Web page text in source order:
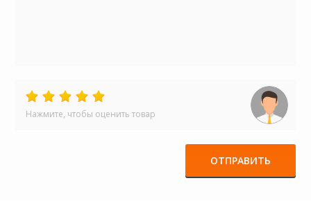
Нажмите, чтобы оценить товар
ОТПРАВИТЬ